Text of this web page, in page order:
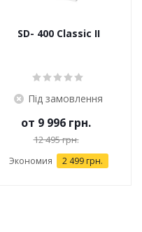
SD- 400 Classic II
Під замовлення
от 9 996 грн.
12 495 грн.
Экономия 2 499 грн.